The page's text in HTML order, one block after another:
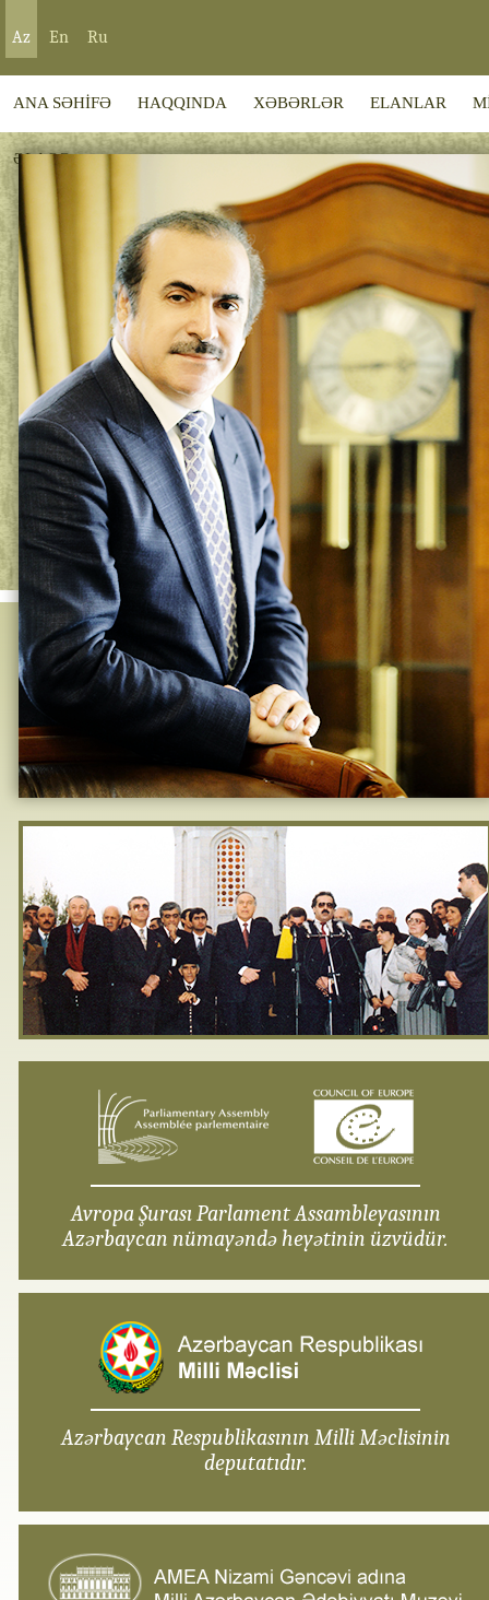
Az En Ru
ANA SƏHİFƏ HAQQINDA XƏBƏRLƏR ELANLAR
ƏLAQƏ
Avropa Şurası Parlament Assambleyasının
Azərbaycan nümayəndə heyətinin üzvüdür.
Azərbaycan Respublikasının Milli Məclisinin
deputatıdır.